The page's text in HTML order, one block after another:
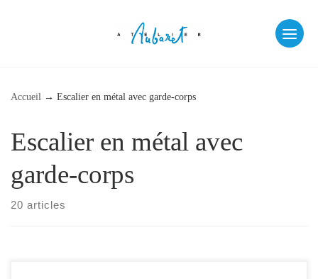
Accueil → Escalier en métal avec garde-corps
Escalier en métal avec
garde-corps
20 articles